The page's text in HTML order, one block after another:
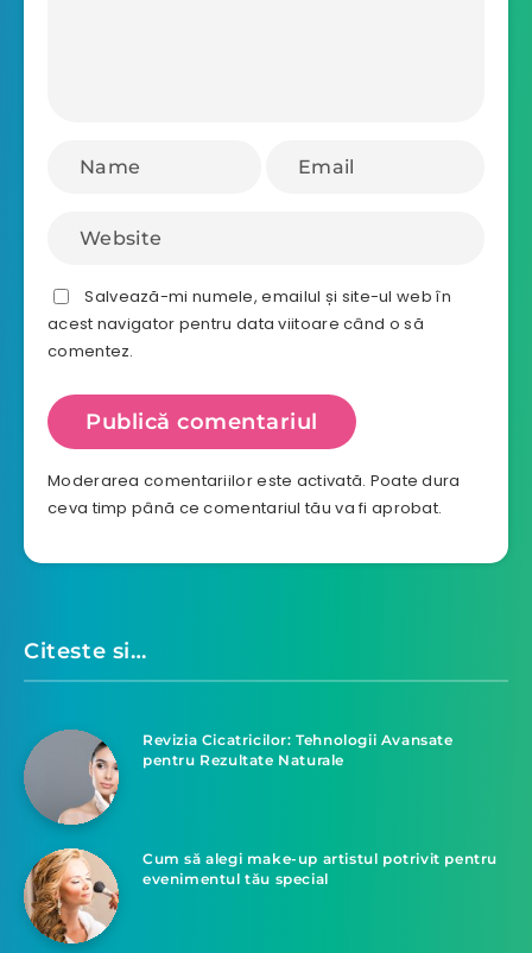
Salvează-mi numele, emailul și site-ul web în
acest navigator pentru data viitoare când o să
comentez.
Moderarea comentariilor este activată. Poate dura
ceva timp până ce comentariul tău va fi aprobat.
Citeste si…
Revizia Cicatricilor: Tehnologii Avansate
pentru Rezultate Naturale
Cum să alegi make-up artistul potrivit pentru
evenimentul tău special